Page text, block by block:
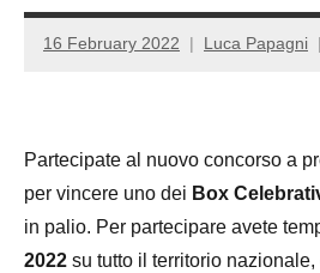
16 February 2022 Luca Papagni
Partecipate al nuovo concorso a
per vincere uno dei Box
in palio. Per partecipare avete
2022 su tutto il territorio